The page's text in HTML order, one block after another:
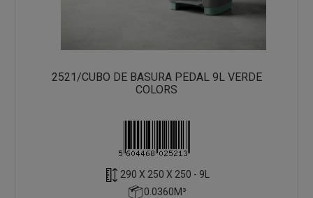
2521/CUBO DE BASURA PEDAL 9L VERDE
COLORS
290 X 250 X 250 - 9L
0.0360M³